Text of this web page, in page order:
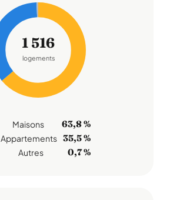
1 516
logements
Maisons 63,8 %
Appartements 35,5 %
Autres 0,7 %